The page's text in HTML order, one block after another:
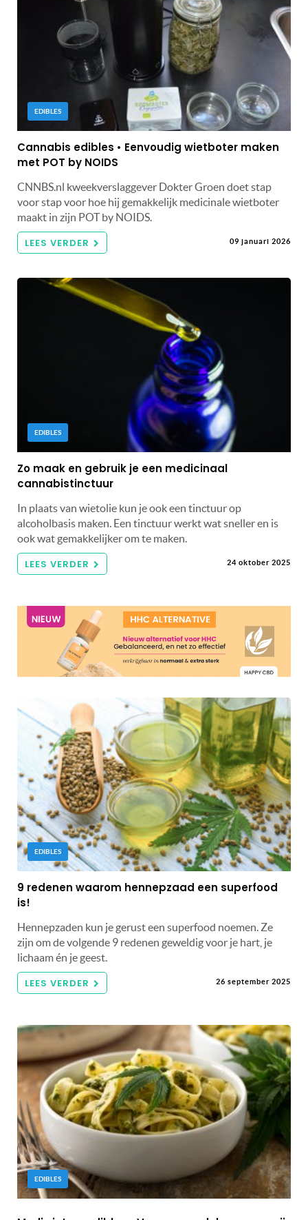
EDIBLES
Cannabis edibles • Eenvoudig wietboter maken
met POT by NOIDS
CNNBS.nl kweekverslaggever Dokter Groen doet stap
voor stap voor hoe hij gemakkelijk medicinale wietboter
maakt in zijn POT by NOIDS.
LEES VERDER 09 januari 2026
EDIBLES
Zo maak en gebruik je een medicinaal
cannabistinctuur
In plaats van wietolie kun je ook een tinctuur op
alcoholbasis maken. Een tinctuur werkt wat sneller en is
ook wat gemakkelijker om te maken.
LEES VERDER 24 oktober 2025
EDIBLES
9 redenen waarom hennepzaad een superfood
is!
Hennepzaden kun je gerust een superfood noemen. Ze
zijn om de volgende 9 redenen geweldig voor je hart, je
lichaam én je geest.
LEES VERDER 26 september 2025
EDIBLES